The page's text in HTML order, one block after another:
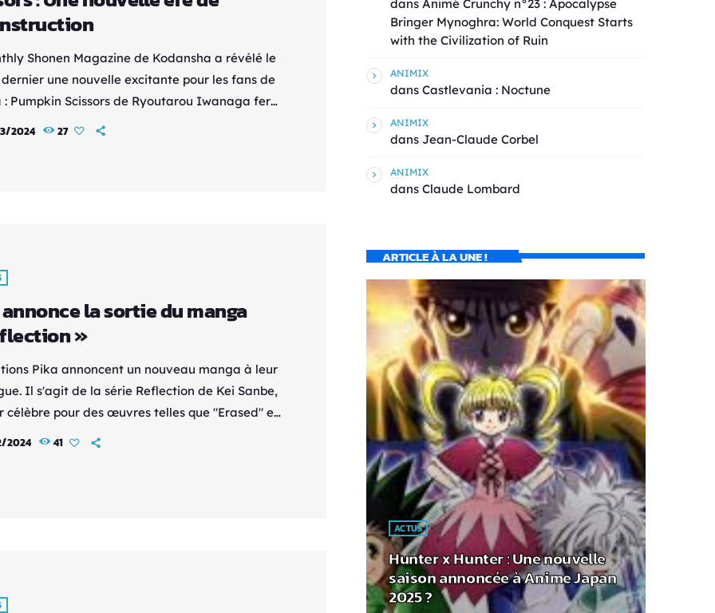
Shonen Magazine de Kodansha a révélé le
une nouvelle excitante pour les fans de
: Pumpkin Scissors de Ryoutarou Iwanaga fera
retour dans l'édition de mai du magazine,
2024 27
la sortie du manga
»
Pika annoncent un nouveau manga à leur
Il s'agit de la série Reflection de Kei Sanbe,
célèbre pour des œuvres telles que "Erased" et
Le premier volume de ce thriller haletant
2024 41
dans Animé Crunchy n°23 : Apocalypse
Bringer Mynoghra: World Conquest Starts
with the Civilization of Ruin
ANIMIX
dans Castlevania : Noctune
ANIMIX
dans Jean-Claude Corbel
ANIMIX
dans Claude Lombard
ARTICLE À LA UNE !
ACTUS
Hunter x Hunter : Une nouvelle
saison annoncée à Anime Japan
2025 ?